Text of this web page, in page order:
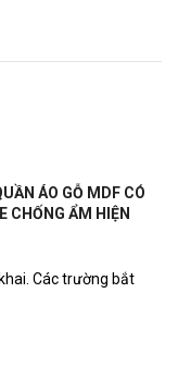
ÁO GỖ MDF CÓ
CHỐNG ẨM HIỆN
Các trường bắt